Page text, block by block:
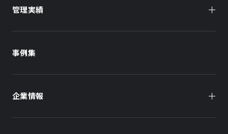
オーナー様向け
オフィスビル
住まい（社宅・賃貸住宅）
管理実績
住まい（賃貸住宅）
事例集
企業情報